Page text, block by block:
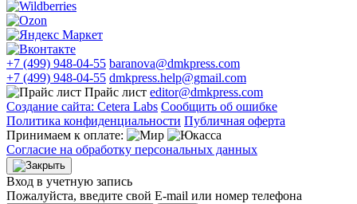
+7 (499) 948-04-55 baranova@dmkpress.com
+7 (499) 948-04-55 dmkpress.help@gmail.com
Прайс лист editor@dmkpress.com
Создание сайта: Cetera Labs Сообщить об ошибке
Политика конфиденциальности Публичная оферта
Принимаем к оплате:
Согласие на обработку персональных данных
Вход в учетную запись
Пожалуйста, введите свой E‑mail или номер телефона